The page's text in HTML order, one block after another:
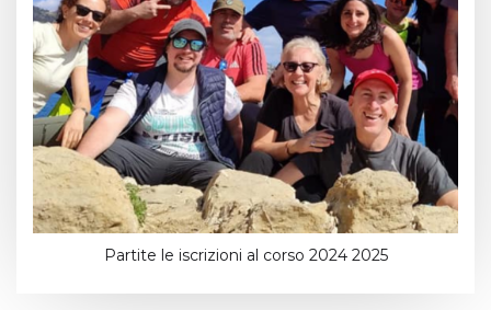
Partite le iscrizioni al corso 2024 2025